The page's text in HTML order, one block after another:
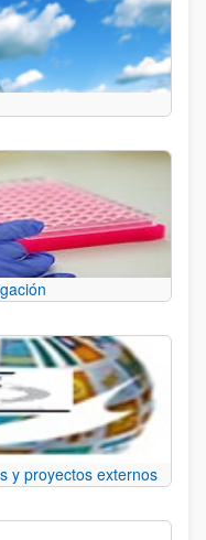
y proyectos externos